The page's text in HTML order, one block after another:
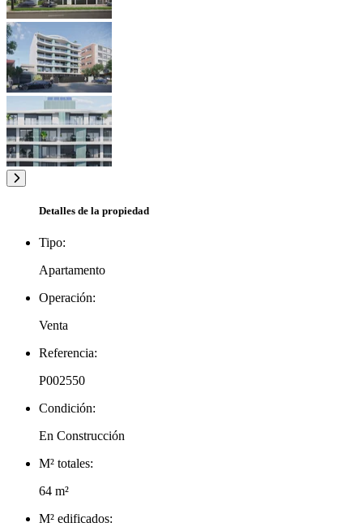
Detalles de la propiedad
Tipo:
Apartamento
Operación:
Venta
Referencia:
P002550
Condición:
En Construcción
M² totales:
64 m²
M² edificados: